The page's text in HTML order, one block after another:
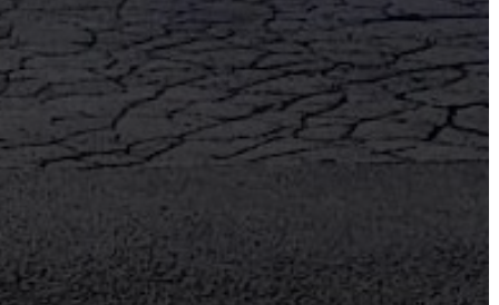
VÁROSHÁZA
ÖNKORMÁNYZAT
A
KÉPVISELŐ-